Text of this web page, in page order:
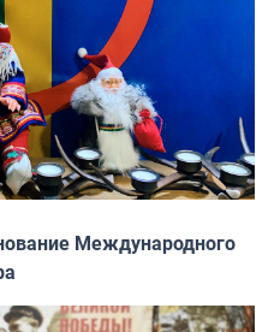
Международного